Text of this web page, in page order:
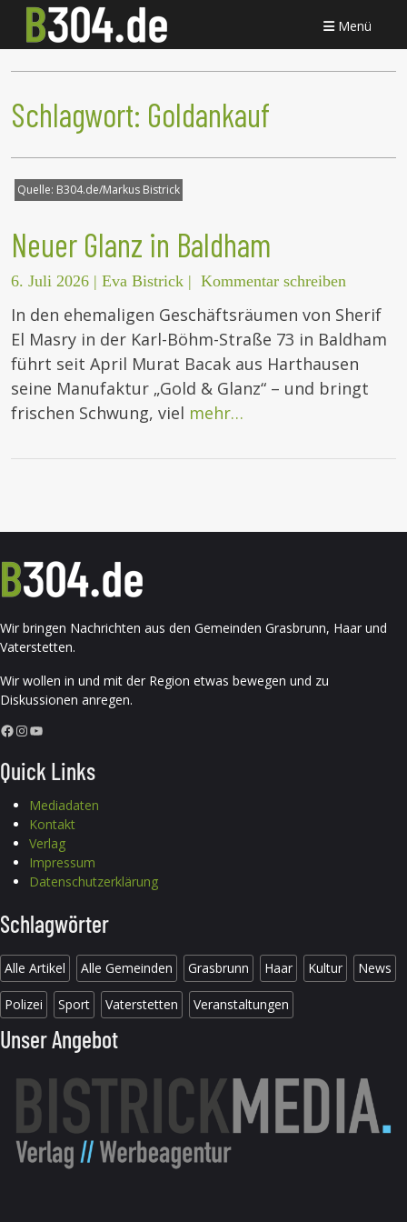
Menü
Schlagwort: Goldankauf
Quelle: B304.de/Markus Bistrick
Neuer Glanz in Baldham
6. Juli 2026 | Eva Bistrick | Kommentar schreiben
In den ehemaligen Geschäftsräumen von Sherif
El Masry in der Karl-Böhm-Straße 73 in Baldham
führt seit April Murat Bacak aus Harthausen
seine Manufaktur „Gold & Glanz“ – und bringt
frischen Schwung, viel mehr…
Wir bringen Nachrichten aus den Gemeinden Grasbrunn, Haar und
Vaterstetten.
Wir wollen in und mit der Region etwas bewegen und zu
Diskussionen anregen.
Facebook InstagramYouTube
Quick Links
Mediadaten
Kontakt
Verlag
Impressum
Datenschutzerklärung
Schlagwörter
Alle Artikel Alle Gemeinden Grasbrunn Haar Kultur News
Polizei Sport Vaterstetten Veranstaltungen
Unser Angebot